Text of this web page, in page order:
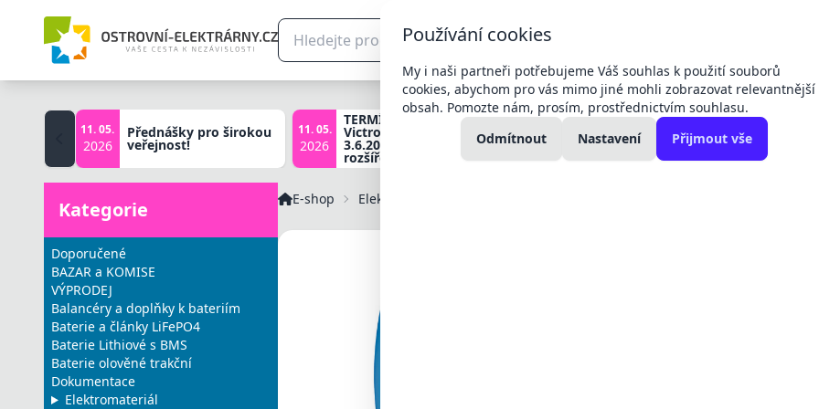
11. 05.
2026
Přednášky pro širokou
veřejnost!
11. 05.
2026
TERMÍNY školení:
Victron základní
3.6.2026, Victron
rozšířené 17.6.2026
2026
Změny cen produktů -
Victron, baterie
elektromateriál
27. 02.
2025
Kategorie
Doporučené
BAZAR a KOMISE
VÝPRODEJ
Balancéry a doplňky k bateriím
Baterie a články LiFePO4
Baterie Lithiové s BMS
Baterie olověné trakční
Dokumentace
Elektromateriál
E-shop Elektromobily a nabíječky Victron EV charging station NS Wallbox (bez
Victron EV
displeje)
Používání cookies
My i naši partneři potřebujeme Váš souhlas k použití souborů
cookies, abychom pro vás mimo jiné mohli zobrazovat relevantnější
obsah. Pomozte nám, prosím, prostřednictvím souhlasu.
Odmítnout
Nastavení Přijmout vše